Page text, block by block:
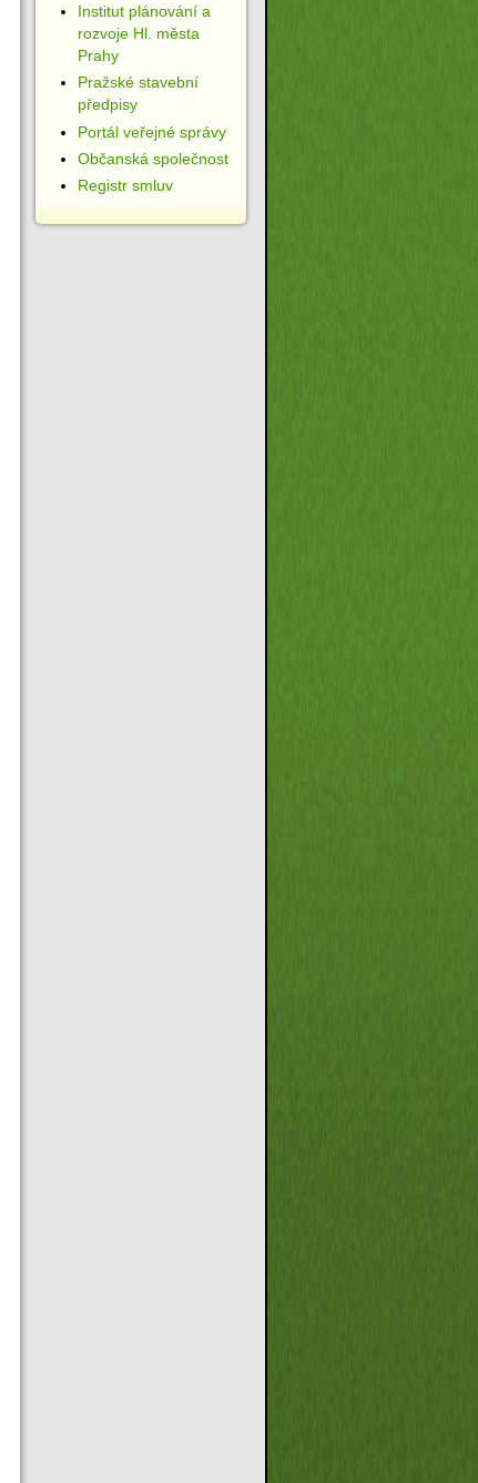
Institut plánování a
rozvoje Hl. města
Prahy
Pražské stavební
předpisy
Portál veřejné správy
Občanská společnost
Registr smluv